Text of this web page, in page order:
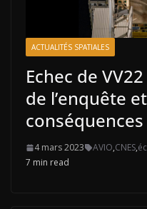
ACTUALITÉS SPATIALES
Echec de
de l’enquête
conséquences
4 mars 2023 AVIO,CNES,
7 min read